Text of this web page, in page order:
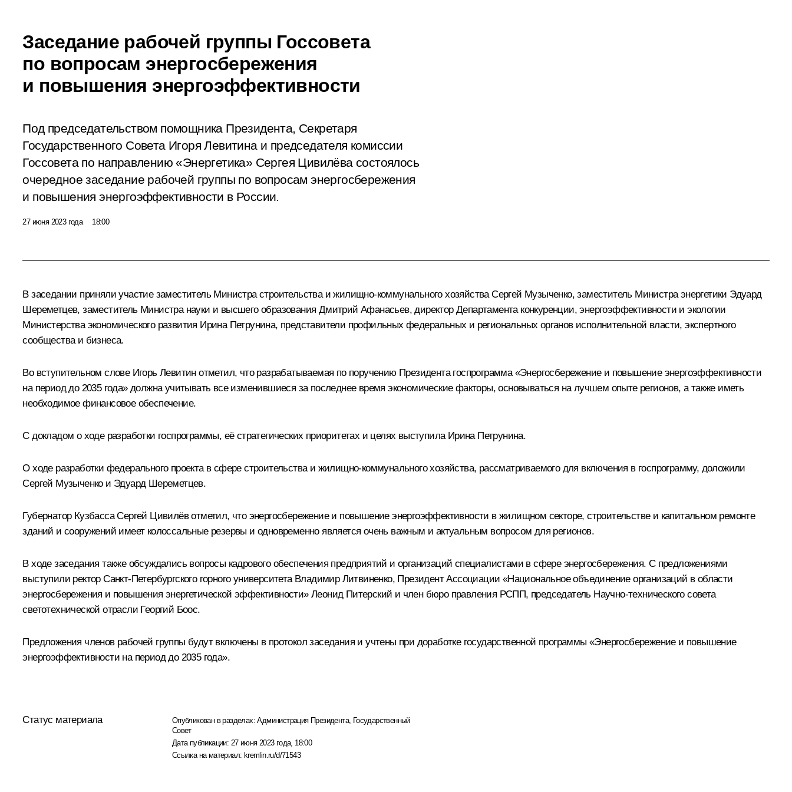
Заседание рабочей группы Госсовета
по вопросам энергосбережения
и повышения энергоэффективности
Под председательством помощника Президента, Секретаря
Государственного Совета Игоря Левитина и председателя комиссии
Госсовета по направлению «Энергетика» Сергея Цивилёва состоялось
очередное заседание рабочей группы по вопросам энергосбережения
и повышения энергоэффективности в России.
27 июня 2023 года 18:00
В заседании приняли участие заместитель Министра строительства и жилищно-коммунального хозяйства Сергей Музыченко, заместитель Министра энергетики Эдуард
Шереметцев, заместитель Министра науки и высшего образования Дмитрий Афанасьев, директор Департамента конкуренции, энергоэффективности и экологии
Министерства экономического развития Ирина Петрунина, представители профильных федеральных и региональных органов исполнительной власти, экспертного
сообщества и бизнеса.
Во вступительном слове Игорь Левитинотметил, что разрабатываемая по поручению Президента госпрограмма «Энергосбережение и повышение энергоэффективности
на период до 2035 года» должна учитывать все изменившиеся за последнее время экономические факторы, основываться на лучшем опыте регионов, а также иметь
необходимое финансовое обеспечение.
С докладом о ходе разработки госпрограммы, её стратегических приоритетах и целях выступила Ирина Петрунина.
О ходе разработки федерального проекта в сфере строительства и жилищно-коммунального хозяйства, рассматриваемого для включения в госпрограмму, доложили
Сергей Музыченко и Эдуард Шереметцев.
Губернатор КузбассаСергей Цивилёвотметил, что энергосбережение и повышение энергоэффективности в жилищном секторе, строительстве и капитальном ремонте
зданий и сооружений имеет колоссальные резервы и одновременно является очень важным и актуальным вопросом для регионов.
В ходе заседания также обсуждались вопросы кадрового обеспечения предприятий и организаций специалистами в сфере энергосбережения. С предложениями
выступили ректор Санкт-Петербургского горного университета Владимир Литвиненко, Президент Ассоциации «Национальное объединение организаций в области
энергосбережения и повышения энергетической эффективности» Леонид Питерский и член бюро правления РСПП, председатель Научно-технического совета
светотехнической отрасли Георгий Боос.
Предложения членов рабочей группы будут включены в протокол заседания и учтены при доработке государственной программы «Энергосбережение и повышение
энергоэффективности на период до 2035 года».
Статус материала Опубликован в разделах:Администрация Президента, Государственный
Совет
Дата публикации: 27 июня 2023 года, 18:00
Ссылка на материал: kremlin.ru/d/71543